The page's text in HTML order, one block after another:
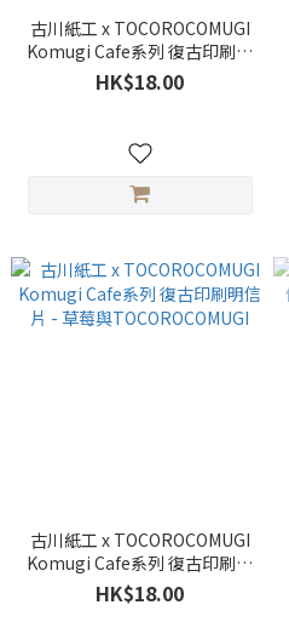
古川紙工 x TOCOROCOMUGI
Komugi Cafe系列 復古印刷明
信片 - 麵包與
TOCOROCOMUGI
HK$18.00
古川紙工 x TOCOROCOMUGI
Komugi Cafe系列 復古印刷明
信片 - 草莓與
TOCOROCOMUGI
HK$18.00